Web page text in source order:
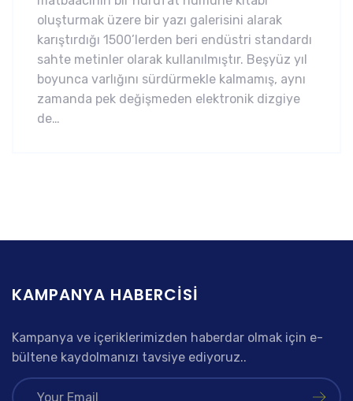
oluşturmak üzere bir yazı galerisini alarak
karıştırdığı 1500’lerden beri endüstri standardı
sahte metinler olarak kullanılmıştır. Beşyüz yıl
boyunca varlığını sürdürmekle kalmamış, aynı
zamanda pek değişmeden elektronik dizgiye
de…
KAMPANYA HABERCISI
Kampanya ve içeriklerimizden haberdar olmak için e-
bültene kaydolmanızı tavsiye ediyoruz..